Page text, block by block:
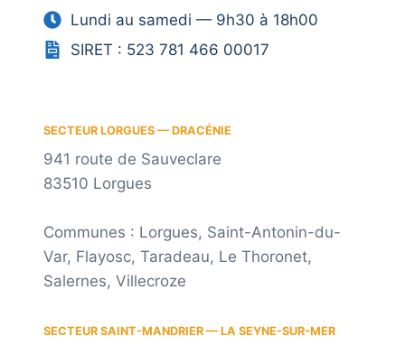
Lundi au samedi — 9h30 à 18h00
SIRET : 523 781 466 00017
SECTEUR LORGUES — DRACÉNIE
941 route de Sauveclare
83510 Lorgues
Communes : Lorgues, Saint-Antonin-du-
Var, Flayosc, Taradeau, Le Thoronet,
Salernes, Villecroze
SECTEUR SAINT-MANDRIER — LA SEYNE-SUR-MER